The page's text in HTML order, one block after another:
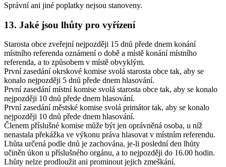
Správní ani jiné poplatky nejsou stanoveny.
13. Jaké jsou lhůty pro vyřízení
Starosta obce zveřejní nejpozději 15 dnů přede dnem konání
místního referenda oznámení o době a místě konání místního
referenda, a to způsobem v místě obvyklým.
První zasedání okrskové komise svolá starosta obce tak, aby se
konalo nejpozději 5 dnů přede dnem hlasování.
První zasedání místní komise svolá starosta obce tak, aby se konalo
nejpozději 10 dnů přede dnem hlasování.
První zasedání městské komise svolá primátor tak, aby se konalo
nejpozději 10 dnů přede dnem hlasování.
Členem příslušné komise může být jen oprávněná osoba, u níž
nenastala překážka ve výkonu práva hlasovat v místním referendu.
Lhůta určená podle dnů je zachována, je-li poslední den lhůty
učiněn úkon u příslušného orgánu, a to nejpozději do 16.00 hodin.
Lhůty nelze prodloužit ani prominout jejich zmeškání.